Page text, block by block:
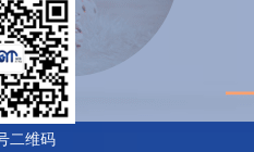
二维码